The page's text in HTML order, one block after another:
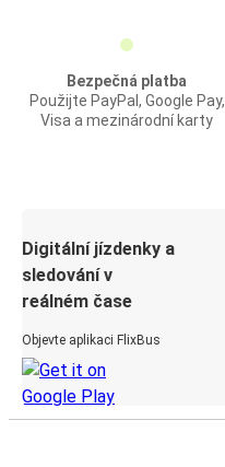
Bezpečná platba
Použijte PayPal, Google Pay,
Visa a mezinárodní karty
Digitální jízdenky a
sledování v
reálném čase
Objevte aplikaci FlixBus